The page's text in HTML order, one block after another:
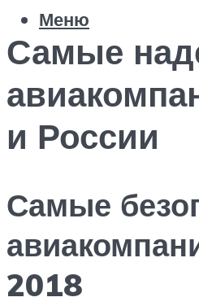
Меню
Самые
и России
Самые
2018